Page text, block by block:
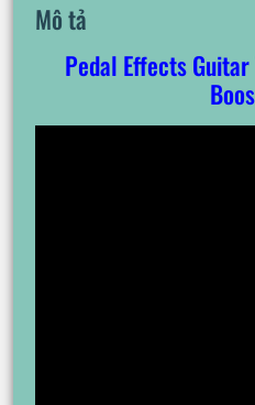
Mô tả
Pedal Effects